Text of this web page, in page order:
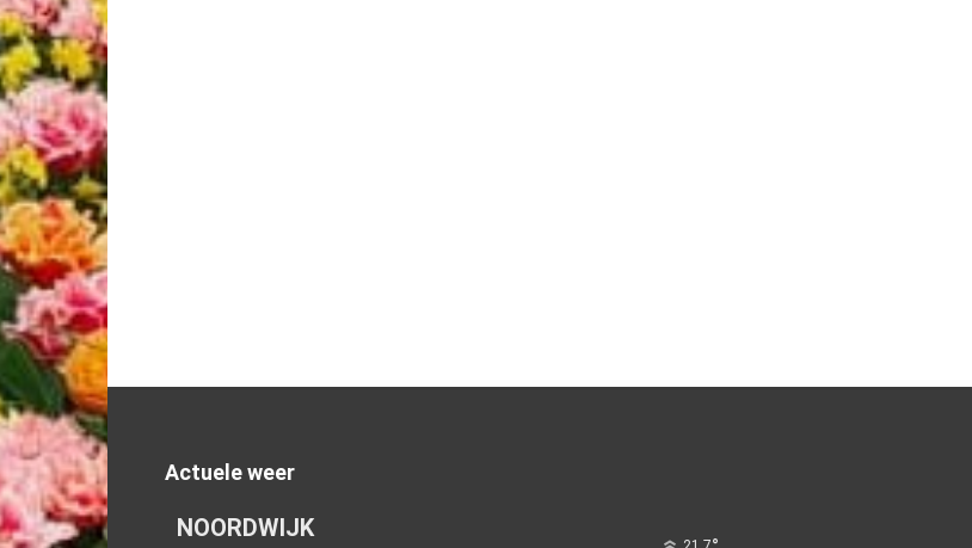
Actuele weer
NOORDWIJK